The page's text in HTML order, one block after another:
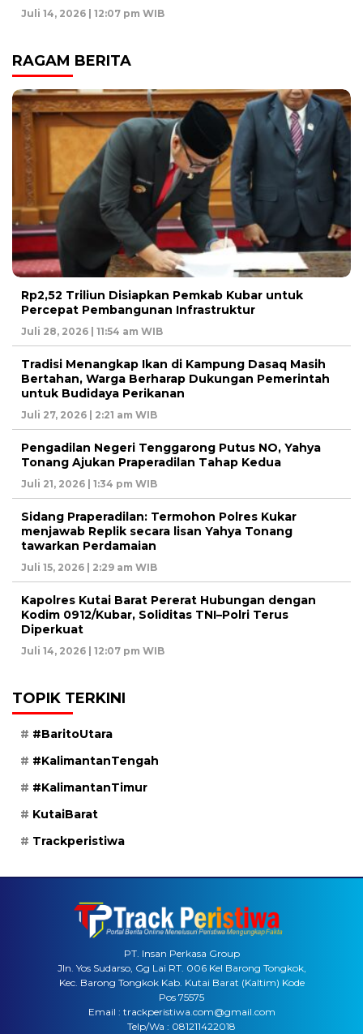
Juli 14, 2026 | 12:07 pm WIB
RAGAM BERITA
Rp2,52 Triliun Disiapkan Pemkab Kubar untuk
Percepat Pembangunan Infrastruktur
Juli 28, 2026 | 11:54 am WIB
Tradisi Menangkap Ikan di Kampung Dasaq Masih
Bertahan, Warga Berharap Dukungan Pemerintah
untuk Budidaya Perikanan
Juli 27, 2026 | 2:21 am WIB
Pengadilan Negeri Tenggarong Putus NO, Yahya
Tonang Ajukan Praperadilan Tahap Kedua
Juli 21, 2026 | 1:34 pm WIB
Sidang Praperadilan: Termohon Polres Kukar
menjawab Replik secara lisan Yahya Tonang
tawarkan Perdamaian
Juli 15, 2026 | 2:29 am WIB
Kapolres Kutai Barat Pererat Hubungan dengan
Kodim 0912/Kubar, Soliditas TNI–Polri Terus
Diperkuat
Juli 14, 2026 | 12:07 pm WIB
TOPIK TERKINI
#BaritoUtara
#KalimantanTengah
#KalimantanTimur
KutaiBarat
Trackperistiwa
PT. Insan Perkasa Group
Jln. Yos Sudarso, Gg Lai RT. 006 Kel Barong Tongkok,
Kec. Barong Tongkok Kab. Kutai Barat (Kaltim) Kode
Pos 75575
Email : trackperistiwa.com@gmail.com
Telp/Wa : 081211422018